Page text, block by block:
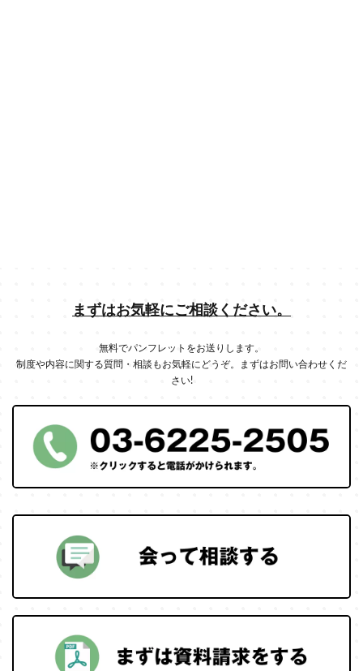
まずはお気軽にご相談ください。
無料でパンフレットをお送りします。
制度や内容に関する質問・相談もお気軽にどうぞ。まずはお問い合わせくだ
さい!